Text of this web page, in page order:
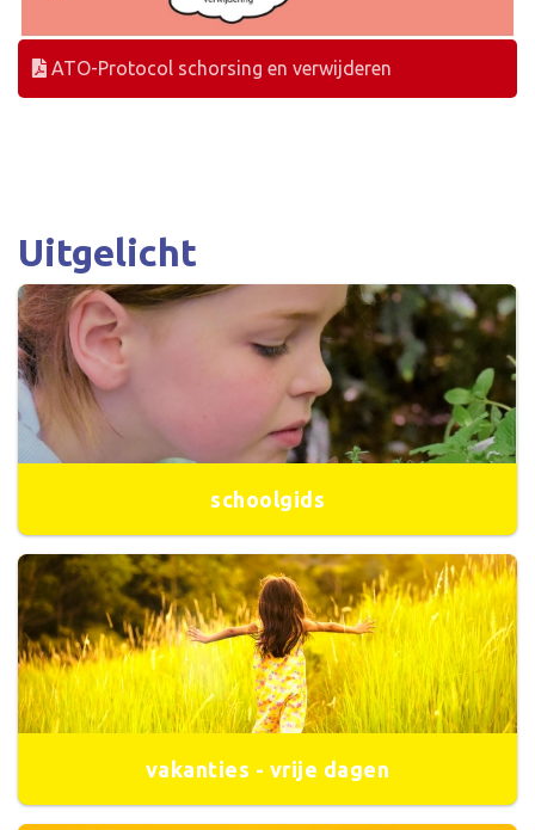
ATO-Protocol schorsing en verwijderen
Uitgelicht
schoolgids
vakanties - vrije dagen